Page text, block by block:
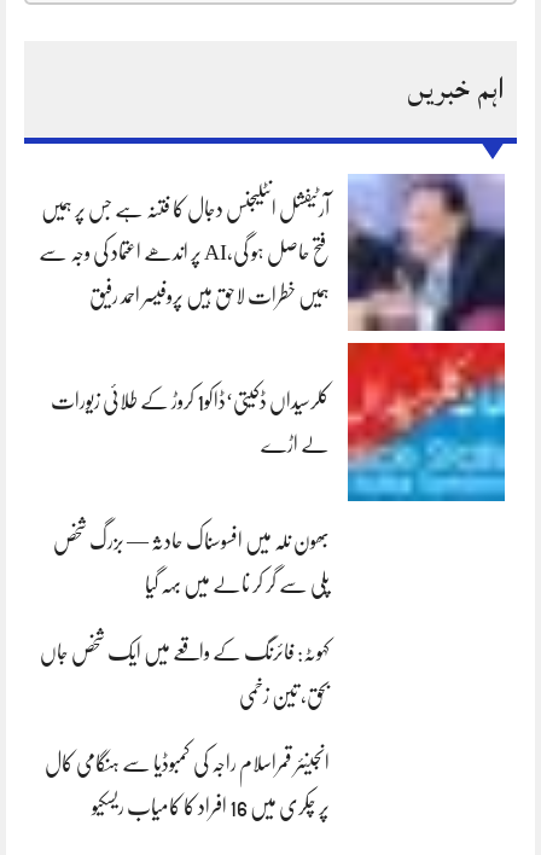
اہم خبریں
آرٹیفشل انٹلیجنس دجال کا فتنہ ہے جس پر ہمیں
فتح حاصل ہو گی،AI پر اندھے اعتماد کی وجہ سے
ہمیں خطرات لاحق ہیں پروفیسر احمد رفیق
کلرسیداں ڈکیتی‘ڈاکو1 کروڑ کے طلائی زیورات
لے اڑے
بھون نلہ میں افسوسناک حادثہ — بزرگ شخص
پلی سے گر کر نالے میں بہہ گیا
کہوٹہ: فائرنگ کے واقعے میں ایک شخص جاں
بحق، تین زخمی
انجینئر قمراسلام راجہ کی کمبوڈیا سے ہنگامی کال
پر چکری میں 16 افراد کا کامیاب ریسکیو